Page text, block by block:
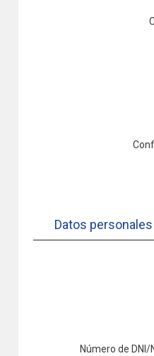
Datos
Número de